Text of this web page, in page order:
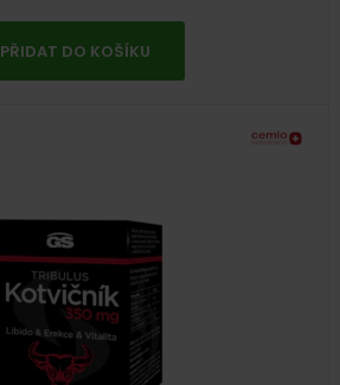
PŘIDAT DO KOŠÍKU